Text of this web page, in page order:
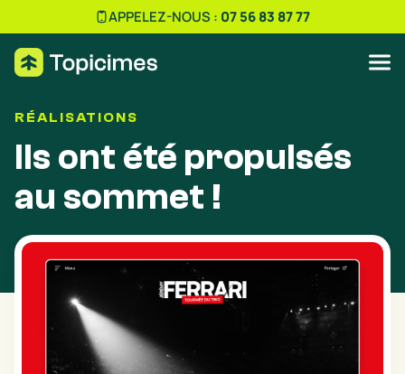
APPELEZ-NOUS : 07 56 83 87 77
RÉALISATIONS
Ils ont été propulsés
au sommet !